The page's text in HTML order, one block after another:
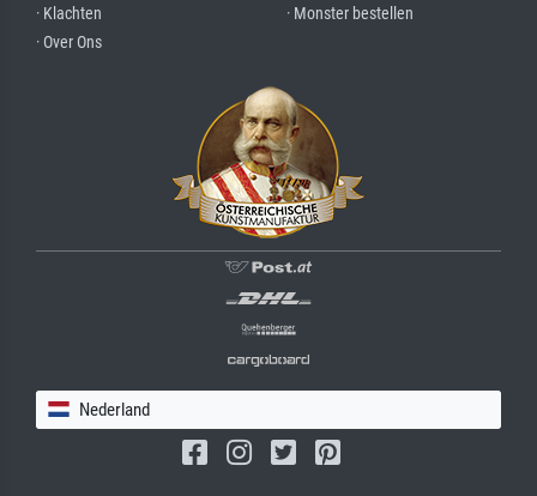
· Klachten
· Over Ons
· Monster bestellen
Nederland